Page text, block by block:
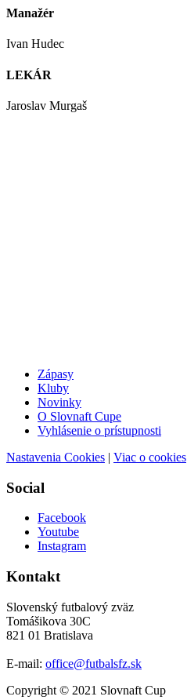
Manažér
Ivan Hudec
LEKÁR
Jaroslav Murgaš
Zápasy
Kluby
Novinky
O Slovnaft Cupe
Vyhlásenie o prístupnosti
Nastavenia Cookies | Viac o cookies
Social
Facebook
Youtube
Instagram
Kontakt
Slovenský futbalový zväz
Tomášikova 30C
821 01 Bratislava
E-mail: office@futbalsfz.sk
Copyright © 2021 Slovnaft Cup